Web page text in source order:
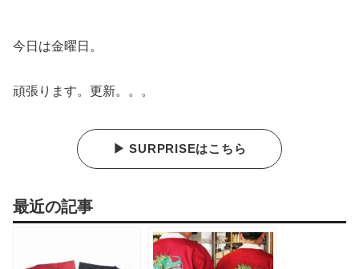
今日は金曜日。
頑張ります。更新。。。
▶ SURPRISEはこちら
最近の記事